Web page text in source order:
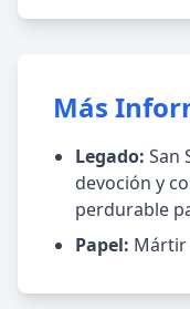
Más
Legado: San
devoción y
perdurable
Papel: Mártir